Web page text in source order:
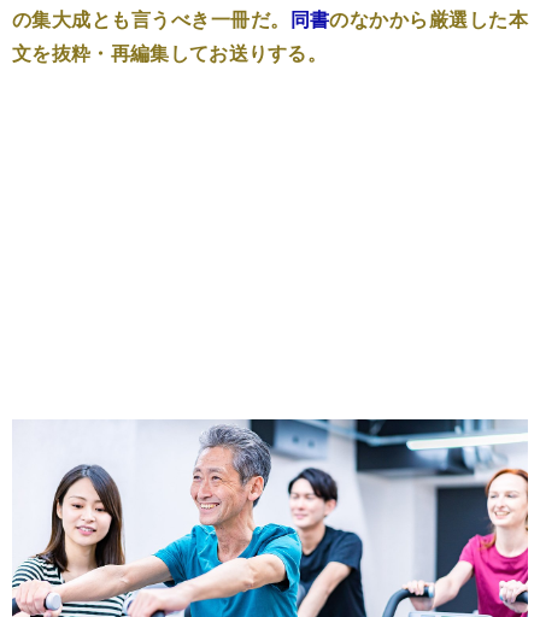
の集大成とも言うべき一冊だ。 同書のなかから厳選した本
文を抜粋・再編集してお送りする。